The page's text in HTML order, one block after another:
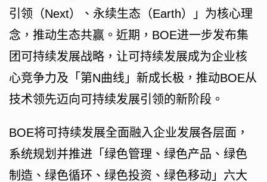
引领（Next）、永续生态（Earth）」为核心理
念，推动生态共赢。近期，BOE进一步发布集
团可持续发展战略，让可持续发展成为企业核
心竞争力及「第N曲线」新成长极，推动BOE从
技术领先迈向可持续发展引领的新阶段。
BOE将可持续发展全面融入企业发展各层面，
系统规划并推进「绿色管理、绿色产品、绿色
制造、绿色循环、绿色投资、绿色移动」六大